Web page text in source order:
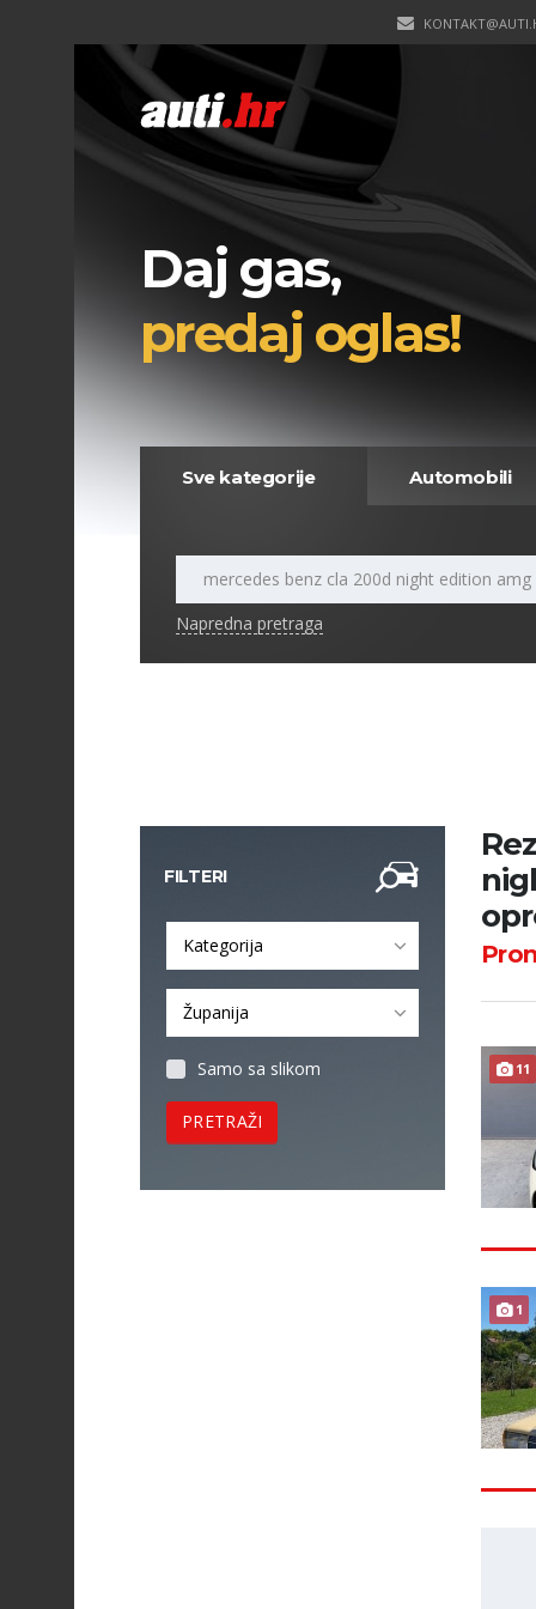
Daj gas,
predaj oglas!
Sve kategorije Automobili
Napredna pretraga
FILTERI
Kategorija
Županija
Samo sa slikom
PRETRAŽI
11
1